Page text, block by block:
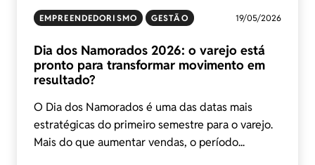
EMPREENDEDORISMO GESTÃO 19/05/2026
Dia dos Namorados 2026: o varejo está
pronto para transformar movimento em
resultado?
O Dia dos Namorados é uma das datas mais
estratégicas do primeiro semestre para o varejo.
Mais do que aumentar vendas, o período...